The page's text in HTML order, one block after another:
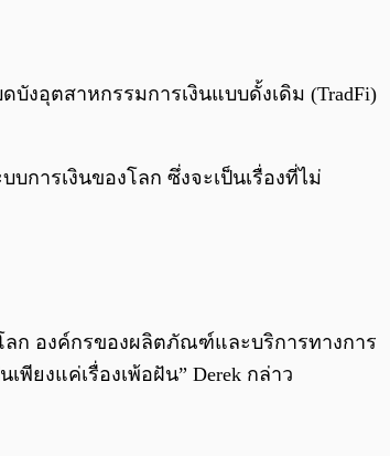
0:00/ 0:00
บังอุตสาหกรรมการเงินแบบดั้งเดิม (TradFi)
บการเงินของโลก ซึ่งจะเป็นเรื่องที่ไม่
ลก องค์กรของผลิตภัณฑ์และบริการทางการ
ยงแค่เรื่องเพ้อฝัน” Derek กล่าว